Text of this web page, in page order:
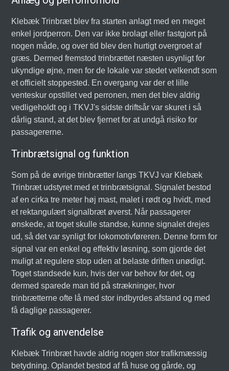
Klebæk Trinbræt blev fra starten anlagt med en meget
enkel jordperron. Den var ikke brolagt eller fastgjort på
nogen måde, og over tid blev den hurtigt overgroet af
græs. Dermed fremstod trinbrættet næsten usynligt for
ukyndige øjne, men for de lokale var stedet velkendt som
et officielt stoppested. En overgang var der et lille
venteskur opstillet ved perronen, men det blev aldrig
vedligeholdt og i TKVJ's sidste driftsår var skuret i så
dårlig stand, at det blev fjernet for at undgå risiko for
passagererne.
Trinbrætsignal og funktion
Som på de øvrige trinbrætter langs TKVJ var Klebæk
Trinbræt udstyret med et trinbrætsignal. Signalet bestod
af en cirka tre meter høj mast, malet i rødt og hvidt, med
et rektangulært signalbræt øverst. Når passagerer
ønskede, at toget skulle standse, kunne signalet drejes
ud, så det var synligt for lokomotivføreren. Denne form for
signal var en enkel og effektiv løsning, som gjorde det
muligt at regulere stop uden at belaste driften unødigt.
Toget standsede kun, hvis der var behov for det, og
dermed sparede man tid på strækninger, hvor
trinbrætterne ofte lå med stor indbyrdes afstand og med
få daglige passagerer.
Trafik og anvendelse
Klebæk Trinbræt havde aldrig nogen stor trafikmæssig
betydning. Oplandet bestod af få huse og gårde, og